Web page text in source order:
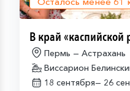
В край «каспийской
Пермь — Астрахань
Виссарион
18 сентября— 26